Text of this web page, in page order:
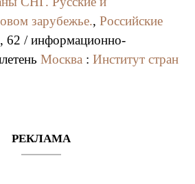
зарубежье., Российские
, 62 / информационно-
Москва : Институт стран
РЕКЛАМА